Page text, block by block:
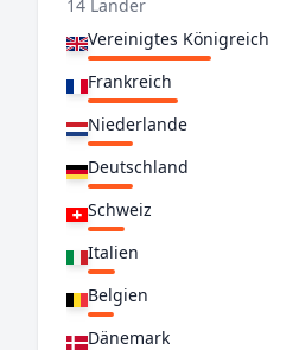
14 Länder
Vereinigtes Königreich
Frankreich
Niederlande
Deutschland
Schweiz
Italien
Belgien
Dänemark